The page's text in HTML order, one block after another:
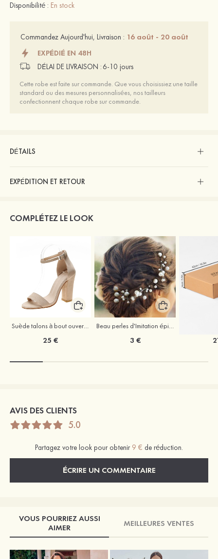
Disponibilité : En stock
Commandez Aujourd'hui, Livraison : 16 août - 20 août
EXPÉDIÉ EN 48H
DÉLAI DE LIVRAISON : 6-10 jours
Cette robe est faite sur commande. Que vous choisissiez une taille
standard ou des mesures personnalisées, nos tailleurs
confectionnent chaque robe sur commande.
DÉTAILS
EXPÉDITION ET RETOUR
COMPLÉTEZ LE LOOK
Suède talons à bout ouvert sandales talon bottier chaussures pour les soirées
25 €
Beau perles d'Imitation épingles à cheveux coiffe
3 €
AVIS DES CLIENTS
5.0
Partagez votre look pour obtenir 9 € de réduction.
ÉCRIRE UN COMMENTAIRE
VOUS POURRIEZ AUSSI
AIMER
MEILLEURES VENTES